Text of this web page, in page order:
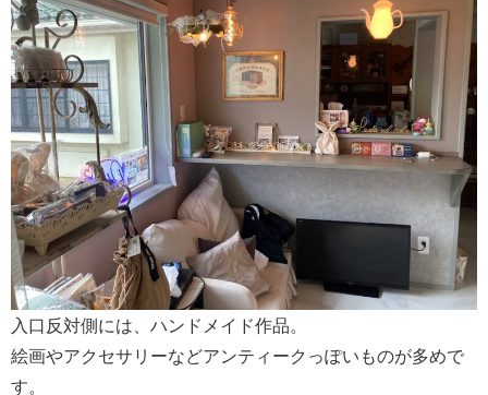
入口反対側には、ハンドメイド作品。
絵画やアクセサリーなどアンティークっぽいものが多めで
す。